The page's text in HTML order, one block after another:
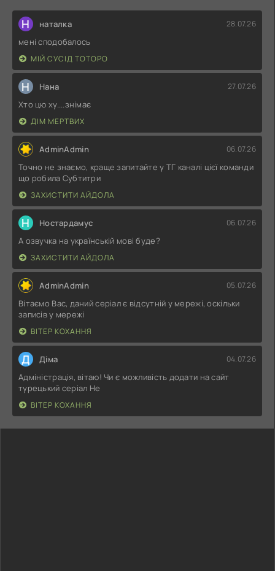
Н наталка 28.07.26
мені сподобалось
МІЙ СУСІД ТОТОРО
Н Нана 27.07.26
Хто цю ху....знімає
ДІМ МЕРТВИХ
AdminAdmin 06.07.26
Точно не знаємо, краще запитайте у ТГ каналі цієї команди
що робила Субтитри
ЗАХИСТИТИ АЙДОЛА
Н Ностардамус 06.07.26
А озвучка на українській мові буде?
ЗАХИСТИТИ АЙДОЛА
AdminAdmin 05.07.26
Вітаємо Вас, даний серіал є відсутній у мережі, оскільки
записів у мережі
ВІТЕР КОХАННЯ
Д Діма 04.07.26
Адміністрація, вітаю! Чи є можливість додати на сайт
турецький серіал Не
ВІТЕР КОХАННЯ